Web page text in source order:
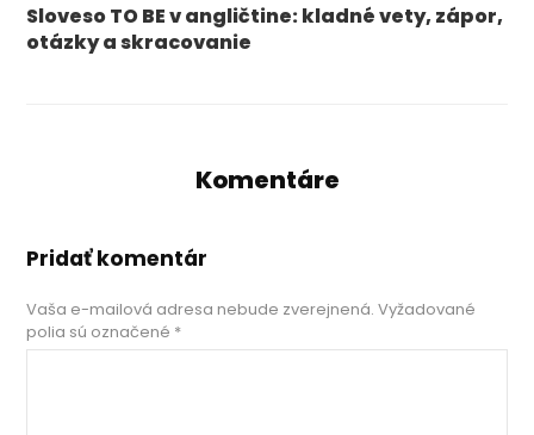
Sloveso TO BE v angličtine: kladné vety, zápor,
otázky a skracovanie
Komentáre
Pridať komentár
Vaša e-mailová adresa nebude zverejnená. Vyžadované
polia sú označené *